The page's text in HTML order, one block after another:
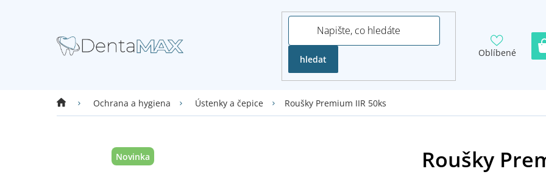
hledat
Oblíbené
Domů Ochrana a hygiena Ústenky a čepice Roušky Premium IIR 50ks
Novinka